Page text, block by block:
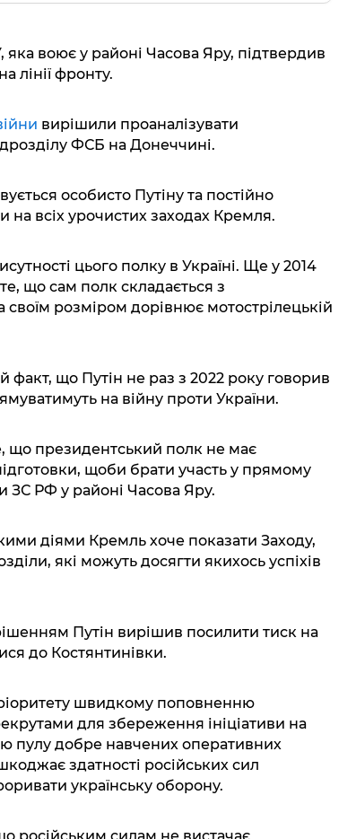
яка воює у районі Часова Яру, підтвердив
лінії фронту.
вирішили проаналізувати
ФСБ на Донеччині.
особисто Путіну та постійно
на всіх урочистих заходах Кремля.
цього полку в Україні. Ще у 2014
що сам полк складається з
своїм розміром дорівнює мотострілецькій
факт, що Путін не раз з 2022 року говорив
на війну проти України.
що президентський полк не має
щоби брати участь у прямому
ЗС РФ у районі Часова Яру.
діями Кремль хоче показати Заходу,
які можуть досягти якихось успіхів
Путін вирішив посилити тиск на
до Костянтинівки.
швидкому поповненню
для збереження ініціативи на
пулу добре навчених оперативних
здатності російських сил
українську оборону.
російським силам не вистачає